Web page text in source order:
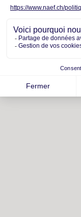
Découvrez
Ecoles